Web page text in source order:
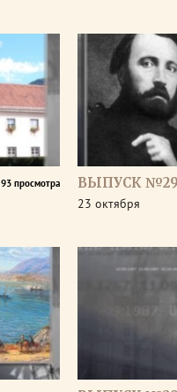
93 просмотра ВЫПУСК
23 октября